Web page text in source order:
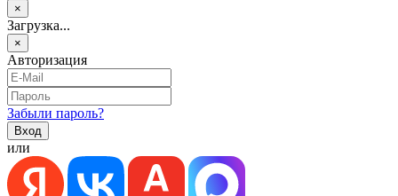
×
Загрузка...
×
Авторизация
Забыли пароль?
или